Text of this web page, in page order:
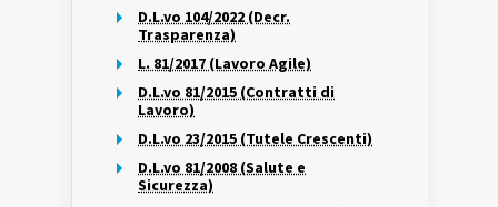
D.L.vo 104/2022 (Decr.
Trasparenza)
L. 81/2017 (Lavoro Agile)
D.L.vo 81/2015 (Contratti di
Lavoro)
D.L.vo 23/2015 (Tutele Crescenti)
D.L.vo 81/2008 (Salute e
Sicurezza)